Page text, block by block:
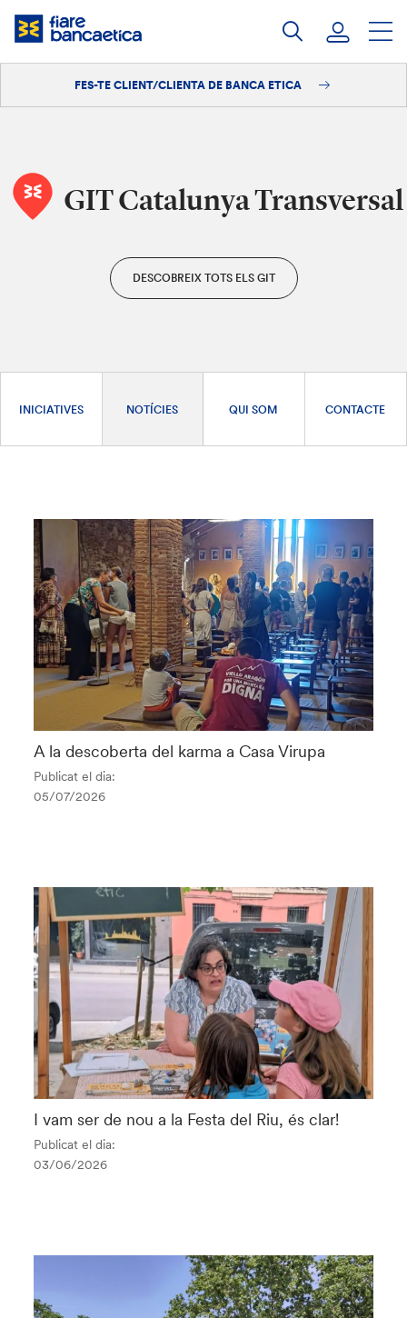
Salta
Iniciar sessióFES-TE CLIENT/CLIENTA DE BANCA ETICA
GIT Catalunya Transversal
DESCOBREIX TOTS ELS GIT
INICIATIVES NOTÍCIES QUI SOM CONTACTE
A la descoberta del karma a Casa Virupa
Publicat el dia:
05/07/2026
I vam ser de nou a la Festa del Riu, és clar!
Publicat el dia:
03/06/2026